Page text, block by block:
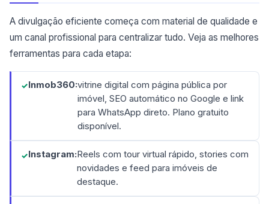
A divulgação eficiente começa com material de qualidade e
um canal profissional para centralizar tudo. Veja as melhores
ferramentas para cada etapa:
Inmob360:vitrine digital com página pública por
imóvel, SEO automático no Google e link
para WhatsApp direto. Plano gratuito
disponível.
Instagram:Reels com tour virtual rápido, stories com
novidades e feed para imóveis de
destaque.